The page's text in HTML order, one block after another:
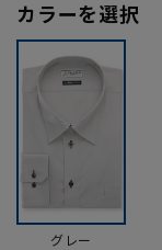
カラーを選択
グレー